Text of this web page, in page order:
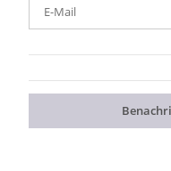
E-Mail